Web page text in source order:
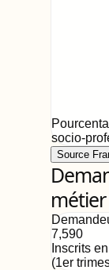
socio-
Source
7,590
Inscrits
(1er